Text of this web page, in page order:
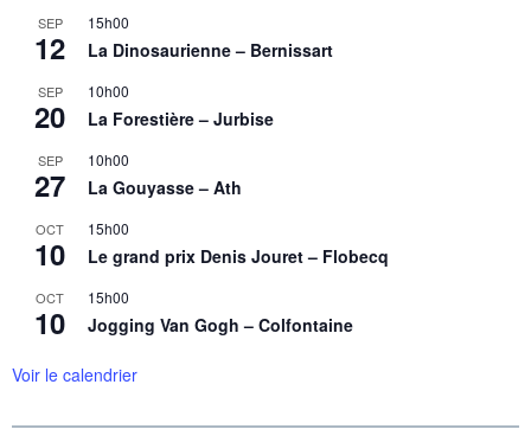
SEP
12
15h00
La Dinosaurienne – Bernissart
SEP
20
10h00
La Forestière – Jurbise
SEP
27
10h00
La Gouyasse – Ath
OCT
10
15h00
Le grand prix Denis Jouret – Flobecq
OCT
10
15h00
Jogging Van Gogh – Colfontaine
Voir le calendrier